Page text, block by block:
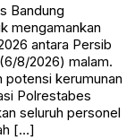
Bandung
mengamankan
antara Persib
8/2026) malam.
kerumunan
Polrestabes
seluruh personel
[…]